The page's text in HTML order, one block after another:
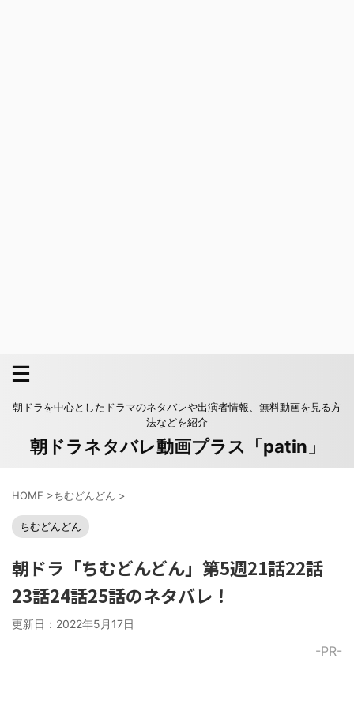
朝ドラを中心としたドラマのネタバレや出演者情報、無料動画を見る方
法などを紹介
朝ドラネタバレ動画プラス「patin」
HOME >ちむどんどん >
ちむどんどん
朝ドラ「ちむどんどん」第5週21話22話
23話24話25話のネタバレ！
更新日： 2022年5月17日
-PR-